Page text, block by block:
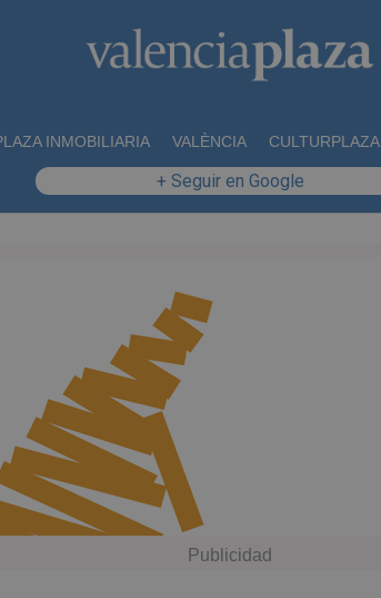
INMOBILIARIA VALÈNCIA CULTURPLAZA
+ Seguir en Google